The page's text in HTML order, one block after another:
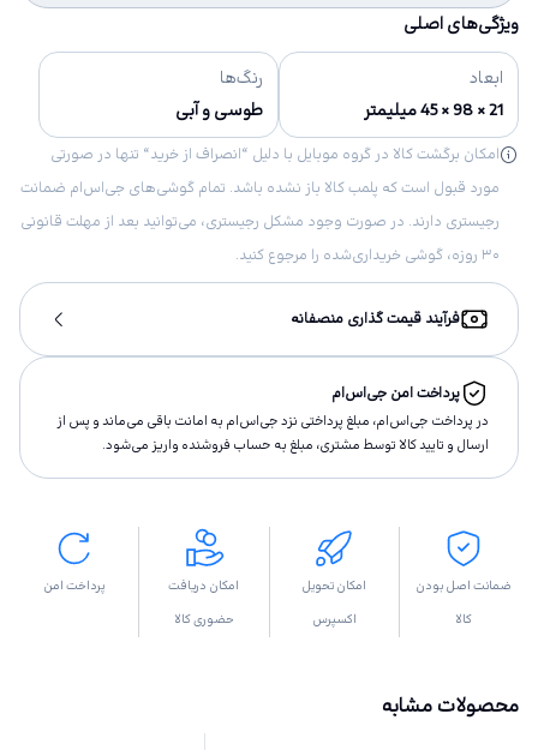
ویژگی‌های اصلی
ابعاد
21 × 98 × 45 میلیمتر
رنگ‌ها
طوسی و آبی
امکان برگشت کالا در گروه موبایل با دلیل “انصراف از خرید“ تنها در صورتی
مورد قبول است که پلمب کالا باز نشده باشد. تمام گوشی‌های جی‌اس‌ام ضمانت
رجیستری دارند. در صورت وجود مشکل رجیستری، می‌توانید بعد از مهلت قانونی
۳۰ روزه، گوشی خریداری‌شده را مرجوع کنید.
فرآیند قیمت گذاری منصفانه
پرداخت امن جی‌اس‌ام
در پرداخت جی‌اس‌ام، مبلغ پرداختى نزد جی‌اس‌ام به امانت باقى مى‌ماند و پس از
ارسال و تاييد كالا توسط مشتری، مبلغ به حساب فروشنده واريز مى‌شود.
ضمانت اصل بودن
کالا
امکان تحویل
اکسپرس
امکان دریافت
حضوری کالا
پرداخت امن
محصولات مشابه